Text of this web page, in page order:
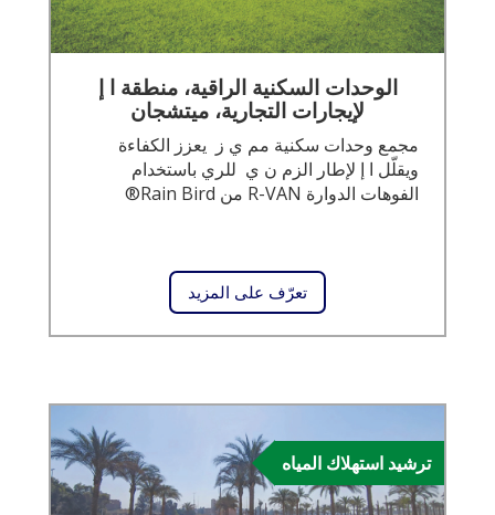
الوحدات السكنية الراقية، منطقة ا إ
لإيجارات التجارية، ميتشجان
مجمع وحدات سكنية مم ي ز يعزز الكفاءة
ويقلّل ا إ لإطار الزم ن ي للري باستخدام
الفوهات الدوارة R-VAN من Rain Bird®
تعرّف على المزيد
ترشيد استهلاك المياه